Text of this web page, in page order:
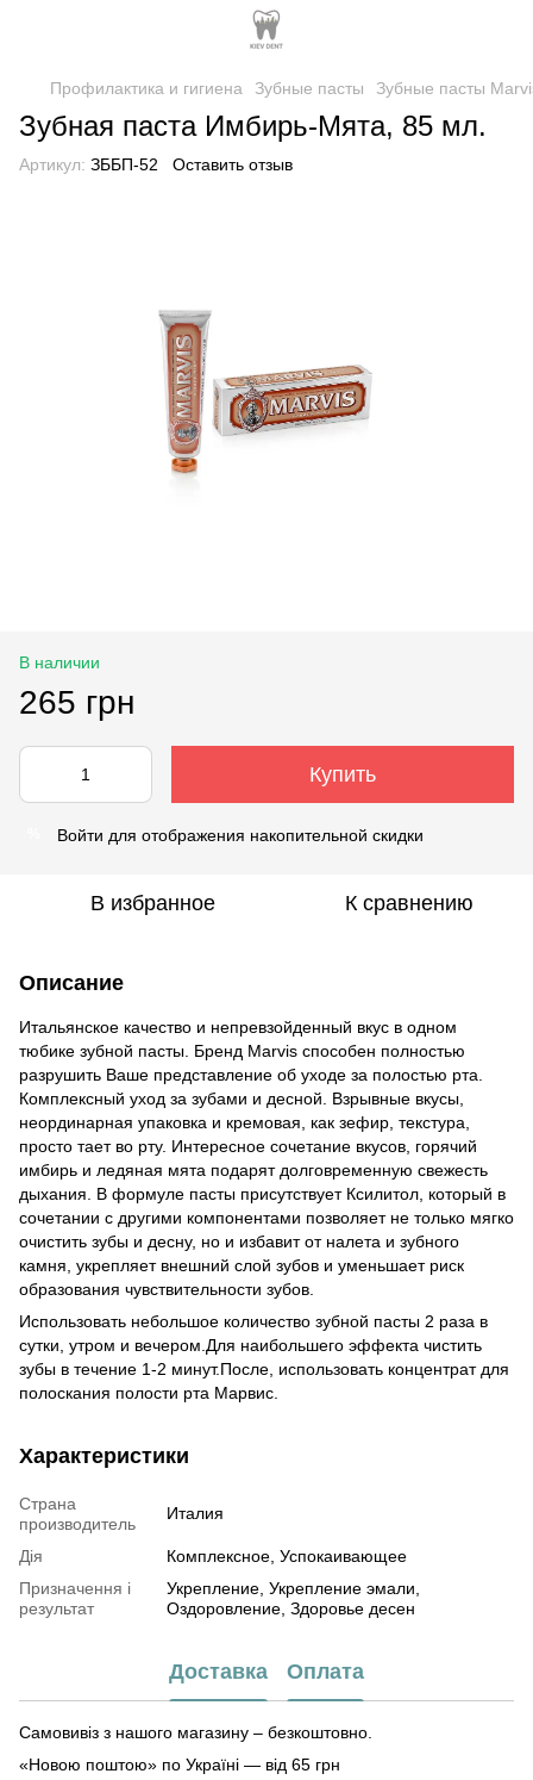
Профилактика и гигиена Зубные пасты Зубные пасты
Зубная паста Имбирь-Мята, 85 мл.
Артикул: ЗББП-52 Оставить отзыв
В наличии
265 грн
Купить
Войти для отображения накопительной скидки
В избранное К сравнению
Описание
Итальянское качество и непревзойденный вкус в одном
тюбике зубной пасты. Бренд Marvis способен полностью
разрушить Ваше представление об уходе за полостью рта.
Комплексный уход за зубами и десной. Взрывные вкусы,
неординарная упаковка и кремовая, как зефир, текстура,
просто тает во рту. Интересное сочетание вкусов, горячий
имбирь и ледяная мята подарят долговременную свежесть
дыхания. В формуле пасты присутствует Ксилитол, который в
сочетании с другими компонентами позволяет не только мягко
очистить зубы и десну, но и избавит от налета и зубного
камня, укрепляет внешний слой зубов и уменьшает риск
образования чувствительности зубов.
Использовать небольшое количество зубной пасты 2 раза в
сутки, утром и вечером.Для наибольшего эффекта чистить
зубы в течение 1-2 минут.После, использовать концентрат для
полоскания полости рта Марвис.
Характеристики
Страна
производитель
Италия
Дія
Комплексное, Успокаивающее
Призначення і
результат
Укрепление, Укрепление эмали,
Оздоровление, Здоровье десен
Доставка Оплата
Самовивіз з нашого магазину – безкоштовно.
«Новою поштою» по Україні — від 65 грн